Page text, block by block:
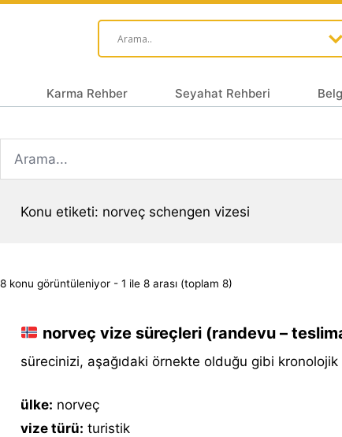
Karma Rehber Seyahat Rehberi
Konu etiketi: norveç schengen vizesi
8 konu görüntüleniyor - 1 ile 8 arası (toplam 8)
norveç vize süreçleri (randevu –
sürecinizi, aşağıdaki örnekte olduğu gibi
ülke: norveç
vize türü: turistik